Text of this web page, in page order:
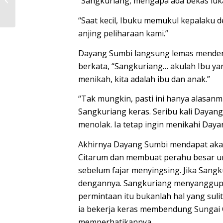
“Saat kecil, Ibuku memukul kepalaku
anjing peliharaan kami.”
Dayang Sumbi langsung lemas
berkata, “Sangkuriang… akulah Ibu
menikah, kita adalah ibu dan anak.”
“Tak mungkin, pasti ini hanya
Sangkuriang keras. Seribu kali
menolak. Ia tetap ingin menikahi
Akhirnya Dayang Sumbi mendapat
Citarum dan membuat perahu besar
sebelum fajar menyingsing. Jika
dengannya. Sangkuriang
permintaan itu bukanlah hal yang
ia bekerja keras membendung